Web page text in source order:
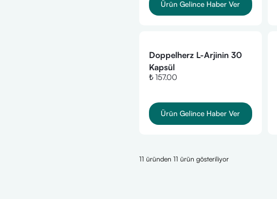
Ürün Gelince Haber Ver
Doppelherz L-Arjinin 30
Kapsül
₺ 157.00
Ürün Gelince Haber Ver
11 üründen 11 ürün gösteriliyor